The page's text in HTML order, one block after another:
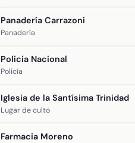
Panadería Carrazoni
Panadería
Policia Nacional
Policía
Iglesia de la Santísima Trinidad
Lugar de culto
Farmacia Moreno